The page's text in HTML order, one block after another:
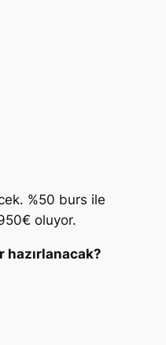
%50 burs ile
oluyor.
hazırlanacak?